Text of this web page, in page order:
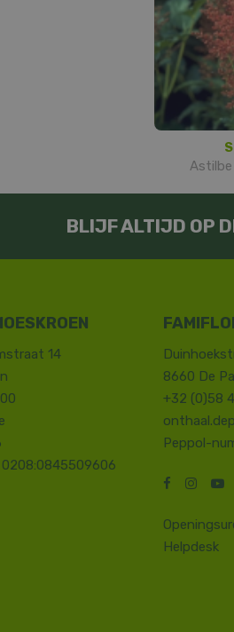
Astilbe
BLIJF ALTIJD OP
14
8660 De
+32 (0)58
Peppol-
Helpdesk